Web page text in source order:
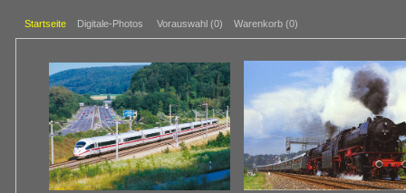
Startseite Digitale-Photos Vorauswahl (0) Warenkorb (0)